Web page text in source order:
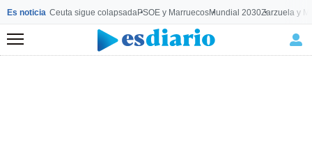
Es noticia Ceuta sigue colapsadaPSOE y MarruecosMundial 2030Zarzuela y
Menú